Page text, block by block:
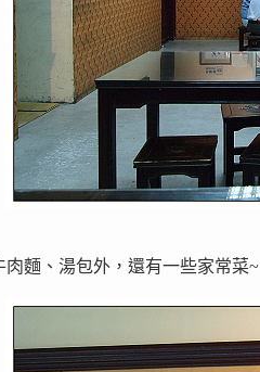
肉麵、湯包外，還有一些家常菜~